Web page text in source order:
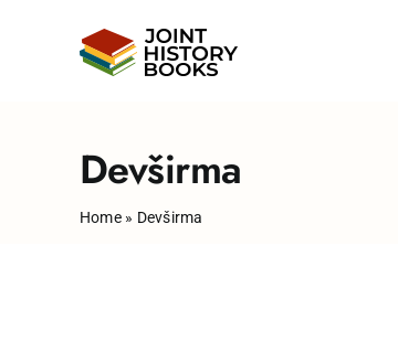
Devširma
Home» Devširma